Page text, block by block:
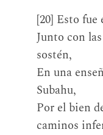
[20] Esto
Junto con
sostén,
En una
Subahu,
Por el bien
caminos